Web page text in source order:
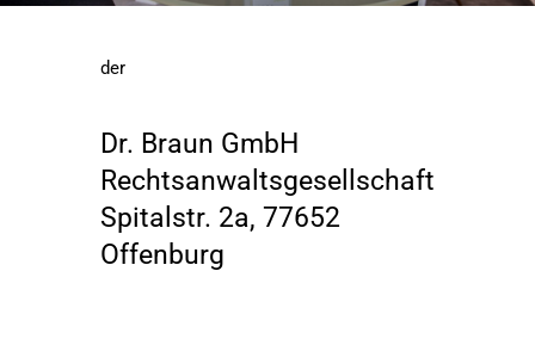
der
Dr. Braun GmbH
Rechtsanwaltsgesellschaft
Spitalstr. 2a, 77652
Offenburg